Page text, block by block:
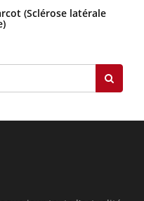
(Sclérose latérale